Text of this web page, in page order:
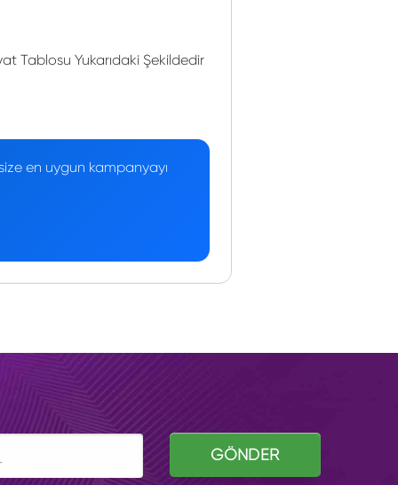
Tablosu Yukarıdaki Şekildedir
en uygun kampanyayı
GÖNDER